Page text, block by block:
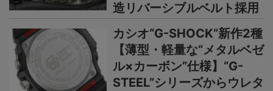
造リバーシブルベルト採用
カシオ“G-SHOCK”新作2種
【薄型・軽量な“メタルベゼ
ル×カーボン”仕様】“G-
STEEL”シリーズからウレタ